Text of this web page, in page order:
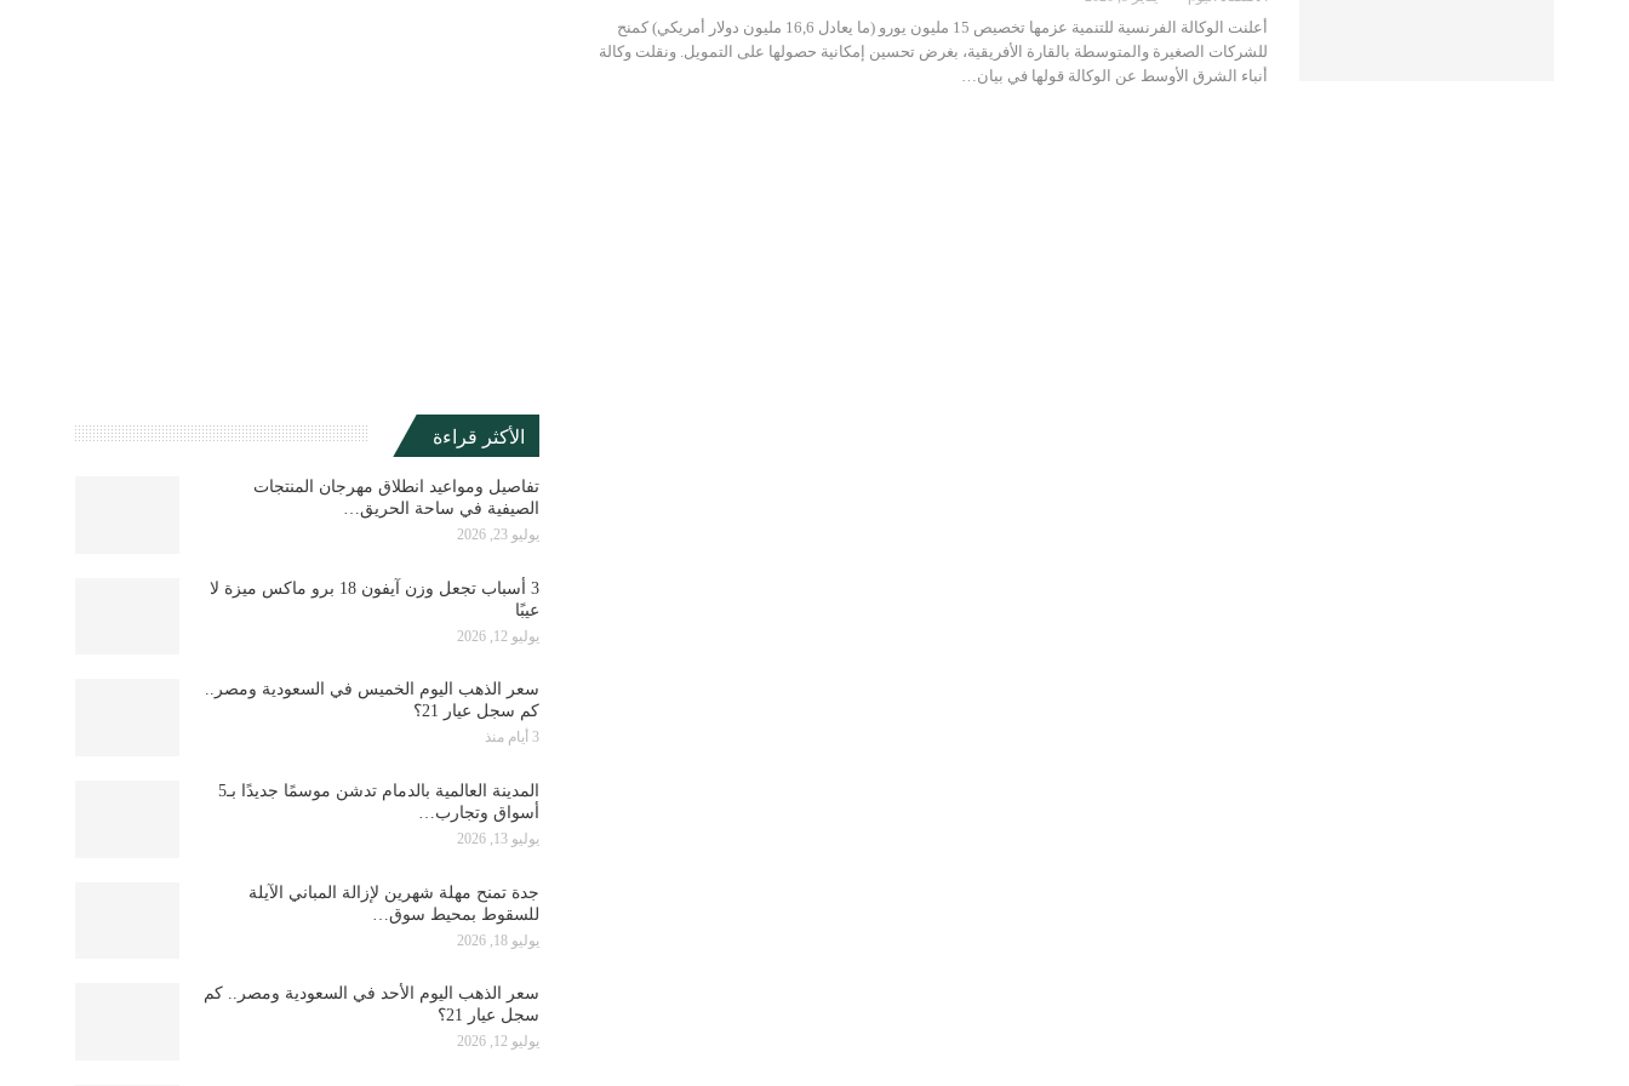
أعلنت الوكالة الفرنسية للتنمية عزمها تخصيص 15 مليون يورو (ما يعادل 16,6 مليون دولار أمريكي) كمنح
للشركات الصغيرة والمتوسطة بالقارة الأفريقية، بغرض تحسين إمكانية حصولها على التمويل. ونقلت وكالة
أنباء الشرق الأوسط عن الوكالة قولها في بيان…
الأكثر قراءة
تفاصيل ومواعيد انطلاق مهرجان المنتجات
الصيفية في ساحة الحريق…
يوليو 23, 2026
3 أسباب تجعل وزن آيفون 18 برو ماكس ميزة لا
عيبًا
يوليو 12, 2026
سعر الذهب اليوم الخميس في السعودية ومصر..
كم سجل عيار 21؟
3 أيام منذ
المدينة العالمية بالدمام تدشن موسمًا جديدًا بـ5
أسواق وتجارب…
يوليو 13, 2026
جدة تمنح مهلة شهرين لإزالة المباني الآيلة
للسقوط بمحيط سوق…
يوليو 18, 2026
سعر الذهب اليوم الأحد في السعودية ومصر.. كم
سجل عيار 21؟
يوليو 12, 2026